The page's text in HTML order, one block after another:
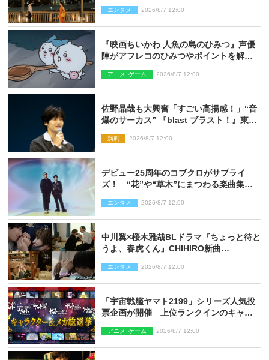
エンタメ 2026/8/7 12:00
『映画ちいかわ 人魚の島のひみつ』声優
陣がアフレコのひみつやポイントを解
アニメ･ゲーム 2026/8/7 12:00
佐野晶哉も大興奮「すごい高揚感！」“音
爆のサーカス” 『blast ブラスト！』東京
演劇 2026/8/7 12:00
デビュー25周年のコブクロがサプライ
ズ！ “花”や“草木”にまつわる楽曲集め
信リリース
エンタメ 2026/8/7 12:00
中川翼×桜木雅哉BLドラマ『ちょっと待と
うよ、春虎くん』CHIHIRO新曲
エンタメ 2026/8/7 12:00
「宇宙戦艦ヤマト2199」シリーズ人気投
票企画が開催 上位ランクインのキャラ
を制作
アニメ･ゲーム 2026/8/7 12:00